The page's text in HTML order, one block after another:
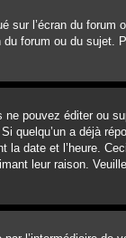
l’écran du
forum ou du
pouvez éditer ou
quelqu’un a déjà
date et l’heure.
leur raison.